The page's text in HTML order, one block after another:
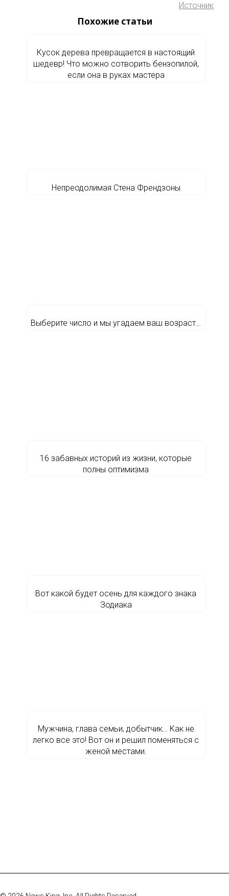
Источник
Похожие статьи
Кусок дерева превращается в настоящий
шедевр! Что можно сотворить бензопилой,
если она в руках мастера
Непреодолимая Стена Френдзоны
Выберите число и мы угадаем ваш возраст…
16 забавных историй из жизни, которые
полны оптимизма
Вот какой будет осень для каждого знака
Зодиака
Мужчина, глава семьи, добытчик… Как не
легко все это! Вот он и решил поменяться с
женой местами.